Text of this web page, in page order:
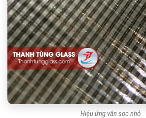
Hiệu ứng vân sọc nhỏ